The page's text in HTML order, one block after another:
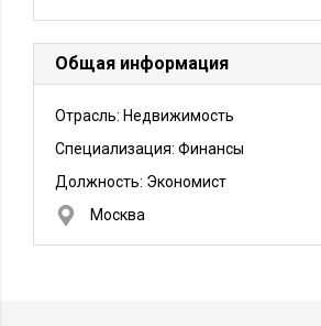
Общая информация
Отрасль: Недвижимость
Специализация: Финансы
Должность: Экономист
Москва